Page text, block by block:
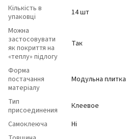
Кількість в
упаковці
14 шт
Можна
застосовувати
як покриття на
«теплу» підлогу
Так
Форма
постачання
матеріалу
Модульна плитка
Тип
присоединения
Клеевое
Самоклеюча
Ні